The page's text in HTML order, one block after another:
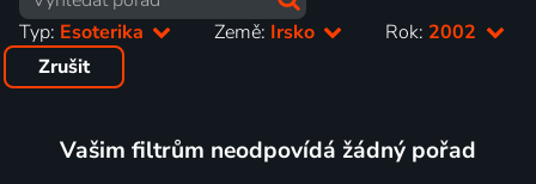
Typ: Esoterika Země: Irsko Rok: 2002
Zrušit
Vašim filtrům neodpovídá žádný pořad